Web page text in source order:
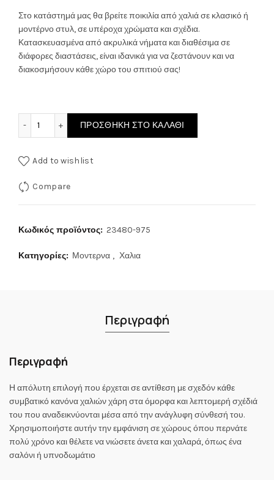
through
250.00€
Στο κατάστημά μας θα βρείτε ποικιλία από χαλιά σε κλασικό ή
μοντέρνο στυλ, σε υπέροχα χρώματα και σχέδια.
Κατασκευασμένα από ακρυλικά νήματα και διαθέσιμα σε
διάφορες διαστάσεις, είναι ιδανικά για να ζεστάνουν και να
διακοσμήσουν κάθε χώρο του σπιτιού σας!
ΠΡΟΣΘΉΚΗ ΣΤΟ ΚΑΛΆΘΙ
Add to wishlist
Compare
Κωδικός προϊόντος: 23480-975
Κατηγορίες: Μοντερνα , Χαλια
Περιγραφή
Περιγραφή
Η απόλυτη επιλογή που έρχεται σε αντίθεση με σχεδόν κάθε
συμβατικό κανόνα χαλιών χάρη στα όμορφα και λεπτομερή σχέδιά
του που αναδεικνύονται μέσα από την ανάγλυφη σύνθεσή του.
Χρησιμοποιήστε αυτήν την εμφάνιση σε χώρους όπου περνάτε
πολύ χρόνο και θέλετε να νιώσετε άνετα και χαλαρά, όπως ένα
σαλόνι ή υπνοδωμάτιο